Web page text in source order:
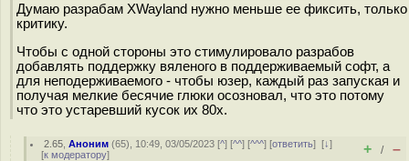
Думаю разрабам XWayland нужно меньше ее фиксить, только
критику.
Чтобы с одной стороны это стимулировало разрабов
добавлять поддержку вяленого в поддерживаемый софт, а
для неподерживаемого - чтобы юзер, каждый раз запуская и
получая мелкие бесячие глюки осозновал, что это потому
что это устаревший кусок их 80х.
2.65 ,Аноним (65), 10:49, 03/05/2023 [^] [^^] [^^^] [ответить][↓]
[к модератору] + / –